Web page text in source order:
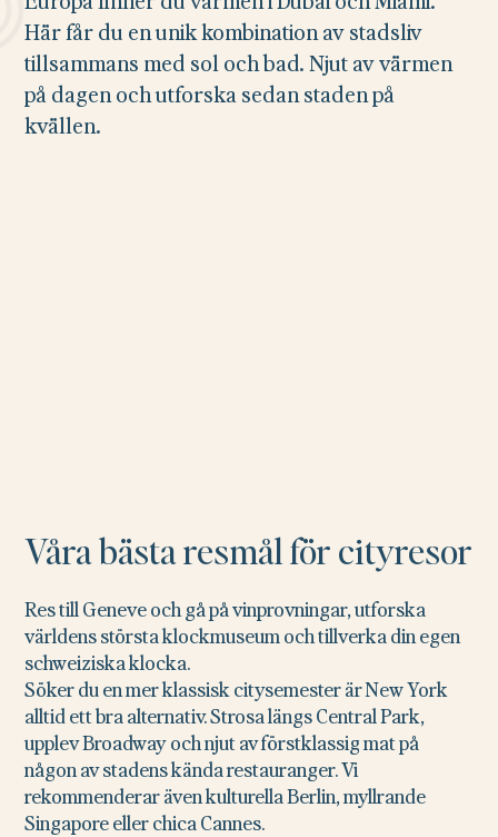
Här får du en unik kombination av stadsliv
tillsammans med sol och bad. Njut av värmen
på dagen och utforska sedan staden på
kvällen.
Våra bästa resmål för cityresor
Res till Geneve och gå på vinprovningar, utforska
världens största klockmuseum och tillverka din egen
schweiziska klocka.
Söker du en mer klassisk citysemester är New York
alltid ett bra alternativ. Strosa längs Central Park,
upplev Broadway och njut av förstklassig mat på
någon av stadens kända restauranger. Vi
rekommenderar även kulturella Berlin, myllrande
Singapore eller chica Cannes.